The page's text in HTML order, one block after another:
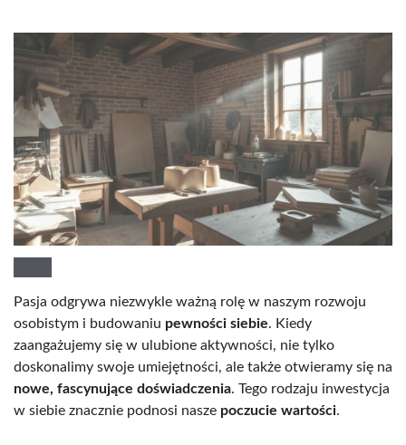
Pasja odgrywa niezwykle ważną rolę w naszym rozwoju
osobistym i budowaniu pewności siebie. Kiedy
zaangażujemy się w ulubione aktywności, nie tylko
doskonalimy swoje umiejętności, ale także otwieramy się na
nowe, fascynujące doświadczenia. Tego rodzaju inwestycja
w siebie znacznie podnosi nasze poczucie wartości.